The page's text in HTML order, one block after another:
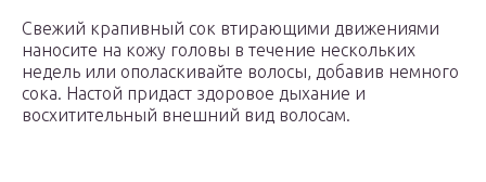
Свежий крапивный сок втирающими движениями
наносите на кожу головы в течение нескольких
недель или ополаскивайте волосы, добавив немного
сока. Настой придаст здоровое дыхание и
восхитительный внешний вид волосам.